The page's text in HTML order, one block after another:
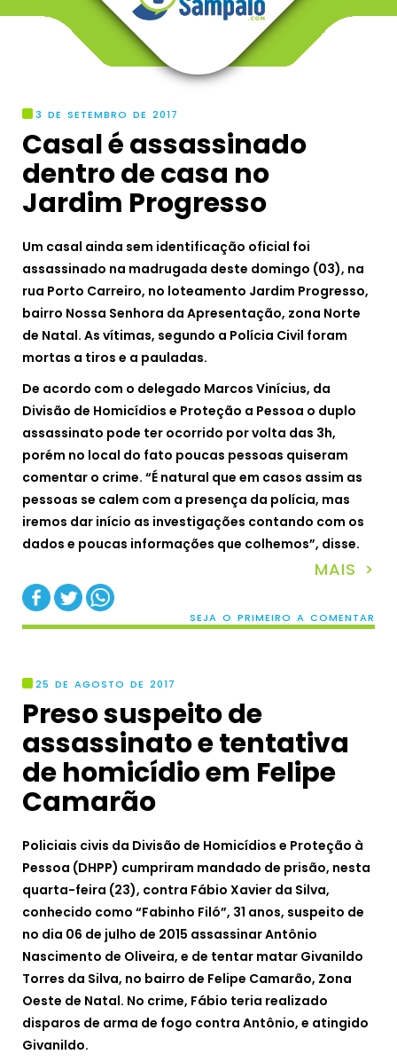
3 DE SETEMBRO DE 2017
Casal é assassinado
dentro de casa no
Jardim Progresso
Um casal ainda sem identificação oficial foi
assassinado na madrugada deste domingo (03), na
rua Porto Carreiro, no loteamento Jardim Progresso,
bairro Nossa Senhora da Apresentação, zona Norte
de Natal. As vítimas, segundo a Polícia Civil foram
mortas a tiros e a pauladas.
De acordo com o delegado Marcos Vinícius, da
Divisão de Homicídios e Proteção a Pessoa o duplo
assassinato pode ter ocorrido por volta das 3h,
porém no local do fato poucas pessoas quiseram
comentar o crime. “É natural que em casos assim as
pessoas se calem com a presença da polícia, mas
iremos dar início as investigações contando com os
dados e poucas informações que colhemos”, disse.
MAIS >
SEJA O PRIMEIRO A COMENTAR
25 DE AGOSTO DE 2017
Preso suspeito de
assassinato e tentativa
de homicídio em Felipe
Camarão
Policiais civis da Divisão de Homicídios e Proteção à
Pessoa (DHPP) cumpriram mandado de prisão, nesta
quarta-feira (23), contra Fábio Xavier da Silva,
conhecido como “Fabinho Filó”, 31 anos, suspeito de
no dia 06 de julho de 2015 assassinar Antônio
Nascimento de Oliveira, e de tentar matar Givanildo
Torres da Silva, no bairro de Felipe Camarão, Zona
Oeste de Natal. No crime, Fábio teria realizado
disparos de arma de fogo contra Antônio, e atingido
Givanildo.